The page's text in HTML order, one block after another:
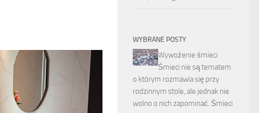
WYBRANE POSTY
Wywożenie śmieci
Śmieci nie są tematem
o którym rozmawia się przy
rodzinnym stole, ale jednak nie
wolno o nich zapominać. Śmieci